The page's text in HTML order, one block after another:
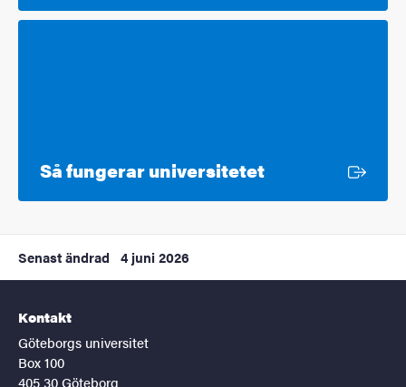
Så fungerar universitetetExtern länk
Senast ändrad 4 juni 2026
Kontakt
Göteborgs universitet
Box 100
405 30 Göteborg